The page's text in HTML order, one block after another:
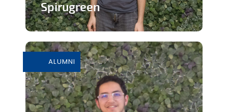
Spirugreen
En savoir plus
ALUMNI